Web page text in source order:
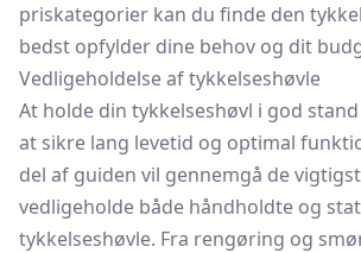
priskategorier kan du finde den
bedst opfylder dine behov og dit
Vedligeholdelse af tykkelseshøvle
At holde din tykkelseshøvl i god
at sikre lang levetid og optimal
del af guiden vil gennemgå de
vedligeholde både håndholdte og
tykkelseshøvle. Fra rengøring og